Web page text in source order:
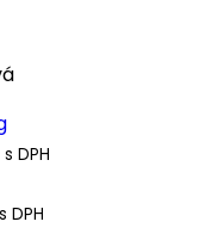
s DPH
s DPH